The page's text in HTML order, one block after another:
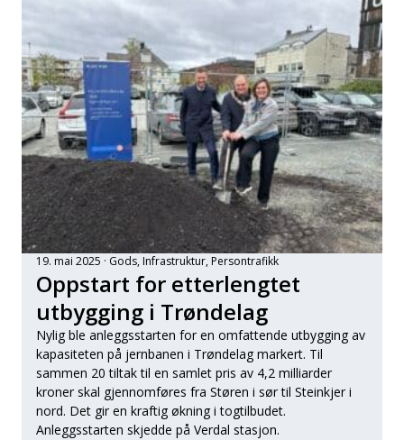
19. mai 2025 Gods, Infrastruktur, Persontrafikk
Oppstart for etterlengtet
utbygging i Trøndelag
Nylig ble anleggsstarten for en omfattende utbygging av
kapasiteten på jernbanen i Trøndelag markert. Til
sammen 20 tiltak til en samlet pris av 4,2 milliarder
kroner skal gjennomføres fra Støren i sør til Steinkjer i
nord. Det gir en kraftig økning i togtilbudet.
Anleggsstarten skjedde på Verdal stasjon.